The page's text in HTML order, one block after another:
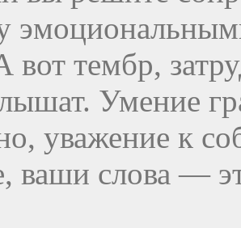
вот тембр,
Умение
уважение к
ваши слова —